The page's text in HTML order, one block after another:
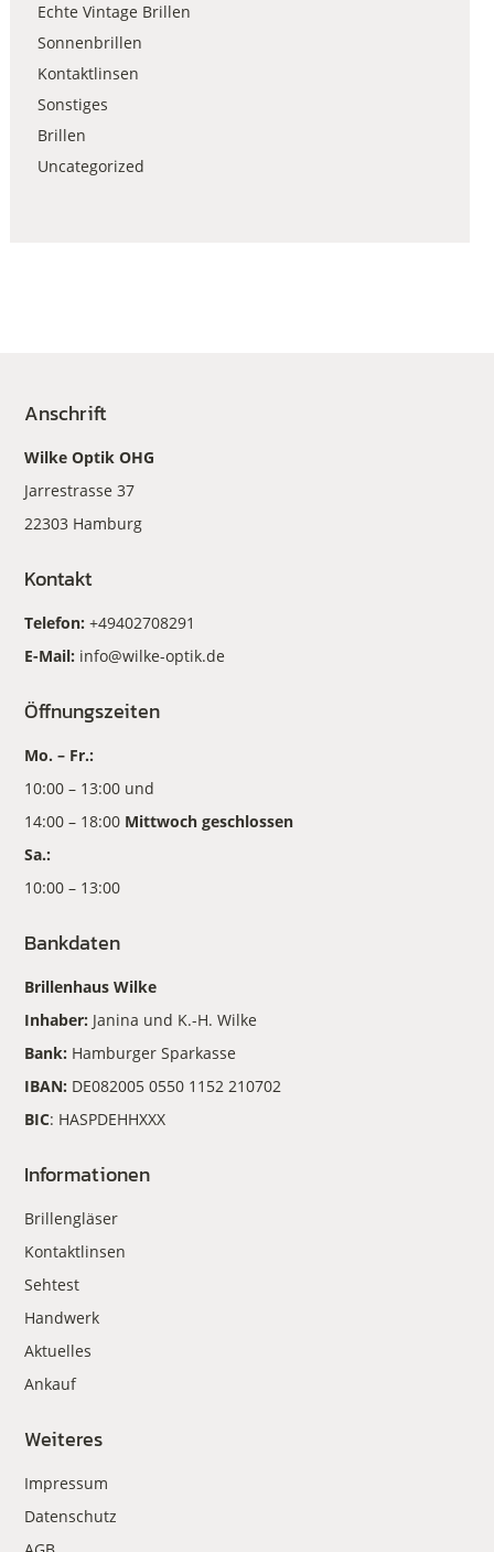
Echte Vintage Brillen
Sonnenbrillen
Kontaktlinsen
Sonstiges
Brillen
Uncategorized
Anschrift
Wilke Optik OHG
Jarrestrasse 37
22303 Hamburg
Kontakt
Telefon:+49402708291
E-Mail: info@wilke-optik.de
Öffnungszeiten
Mo. – Fr.:
10:00 – 13:00 und
14:00 – 18:00 Mittwoch geschlossen
Sa.:
10:00 – 13:00
Bankdaten
Brillenhaus Wilke
Inhaber: Janina und K.-H. Wilke
Bank: Hamburger Sparkasse
IBAN: DE082005 0550 1152 210702
BIC: HASPDEHHXXX
Informationen
Brillengläser
Kontaktlinsen
Sehtest
Handwerk
Aktuelles
Ankauf
Weiteres
Impressum
Datenschutz